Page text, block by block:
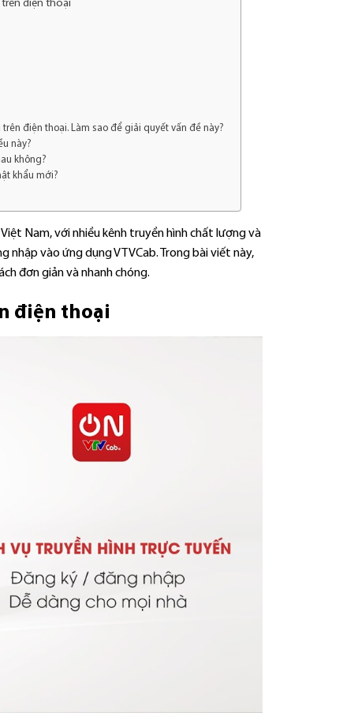
điện thoại
điện thoại. Làm sao để giải quyết vấn đề này?
này?
không?
khẩu mới?
Nam, với nhiều kênh truyền hình chất lượng và
nhập vào ứng dụng VTVCab. Trong bài viết này,
đơn giản và nhanh chóng.
điện thoại